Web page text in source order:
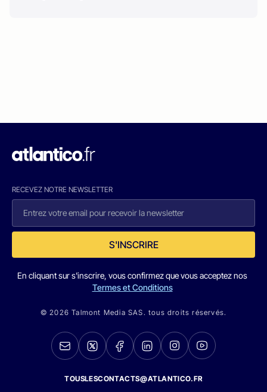
RECEVEZ NOTRE NEWSLETTER
S'INSCRIRE
En cliquant sur s'inscrire, vous confirmez que vous acceptez nos
Termes et Conditions
© 2026 Talmont Media SAS. tous droits réservés.
TOUSLESCONTACTS@ATLANTICO.FR